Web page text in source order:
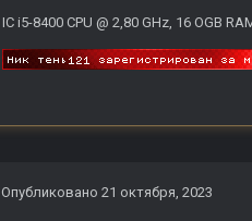
IC i5-8400 CPU @ 2,80 GHz, 16 OGB
Опубликовано 21 октября, 2023